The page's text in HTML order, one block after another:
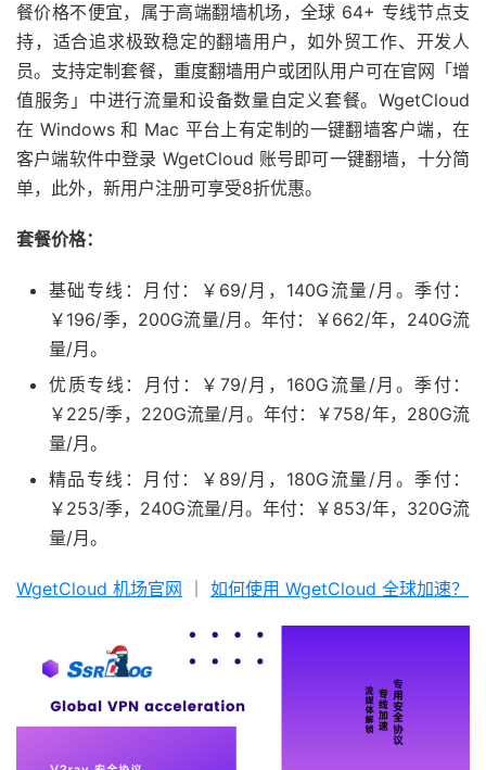
餐价格不便宜，属于高端翻墙机场，全球 64+ 专线节点支
持，适合追求极致稳定的翻墙用户，如外贸工作、开发人
员。支持定制套餐，重度翻墙用户或团队用户可在官网「增
值服务」中进行流量和设备数量自定义套餐。WgetCloud
在 Windows 和 Mac 平台上有定制的一键翻墙客户端，在
客户端软件中登录 WgetCloud 账号即可一键翻墙，十分简
单，此外，新用户注册可享受8折优惠。
套餐价格：
基础专线：月付：￥69/月，140G流量/月。季付：
￥196/季，200G流量/月。年付：￥662/年，240G流
量/月。
优质专线：月付：￥79/月，160G流量/月。季付：
￥225/季，220G流量/月。年付：￥758/年，280G流
量/月。
精品专线：月付：￥89/月，180G流量/月。季付：
￥253/季，240G流量/月。年付：￥853/年，320G流
量/月。
WgetCloud 机场官网 如何使用 WgetCloud 全球加速？